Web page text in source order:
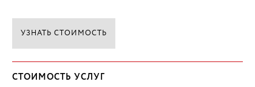
УЗНАТЬ СТОИМОСТЬ
СТОИМОСТЬ УСЛУГ